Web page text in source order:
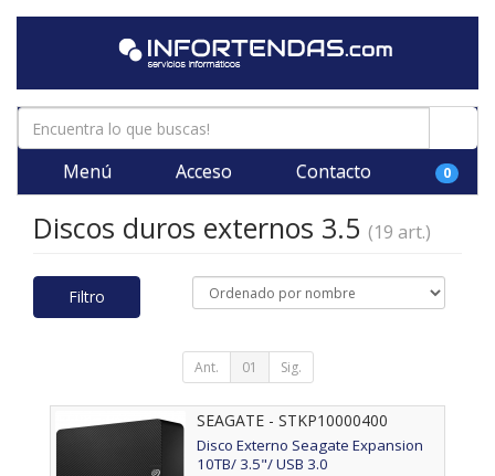
Menú Acceso Contacto 0
Discos duros externos 3.5 (19 art.)
Filtro
Ant. 01 Sig.
SEAGATE - STKP10000400
Disco Externo Seagate Expansion
10TB/ 3.5"/ USB 3.0